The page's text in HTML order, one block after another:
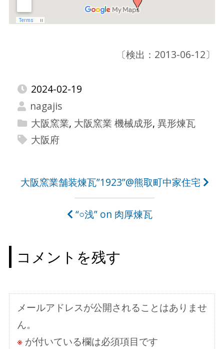
〔検出：2013-06-12〕
2024-02-19
nagajis
大阪窯業, 大阪窯業 機械成形, 異形煉瓦
大阪府
投
ビ
ゲ
シ
ョ
ン
大阪窯業舗装煉瓦”1923”@熊取町中家住宅
“○浅” on 肉厚煉瓦
コメントを残す
メールアドレスが公開されることはありませ
ん。
※が付いている欄は必須項目です